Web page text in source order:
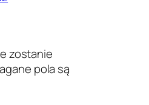
zostanie
pola są